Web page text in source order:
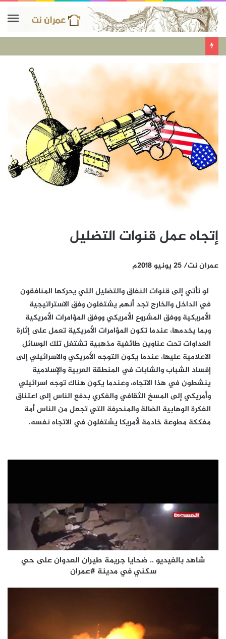
إتجاه عمل قنوات التضليل
عمران نت/ 25 يونيو 2018م
لو تأتي إلى قنوات النفاق والتضليل التي يحركها المنافقون
في الداخل والخارج تجد أنهم يشتغلون وفق الاستراتيجية
الأمريكية ووفق المشروع الأمريكي ووفق المؤامرات الأمريكية
وبما يخدمها، عندما تكون المؤامرات الأمريكية تعمل على إثارة
العداوات تحت عناوين طائفية مذهبية تشتغل تلك الوسائل
الاعلامية عليها، عندما يكون التوجه الأمريكي والاسرائيلي إلى
إفساد الشباب والشابات في المنطقة العربية والإسلامية
ينشطون في هذا الاتجاه، وعندما يكون هناك توجه اسرائيلي
وأمريكي إلى المسخ الثقافي والفكري بدفع الناس إلى اعتناق
الفكرة الوهابية الضالة والمنحرفة التي تجعل من الناس أمة
مفككة مطوعة خادمة لأمريكا يشتغلون في الاتجاه نفسه.
شاهد بالفيديو .. ضحايا جريمة طيران العدوان على حي
سكني في مدينة #عمران